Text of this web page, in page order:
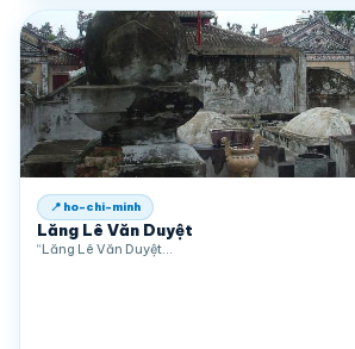
📍 ho-chi-minh
Lăng Lê Văn Duyệt
“Lăng Lê Văn Duyệt…